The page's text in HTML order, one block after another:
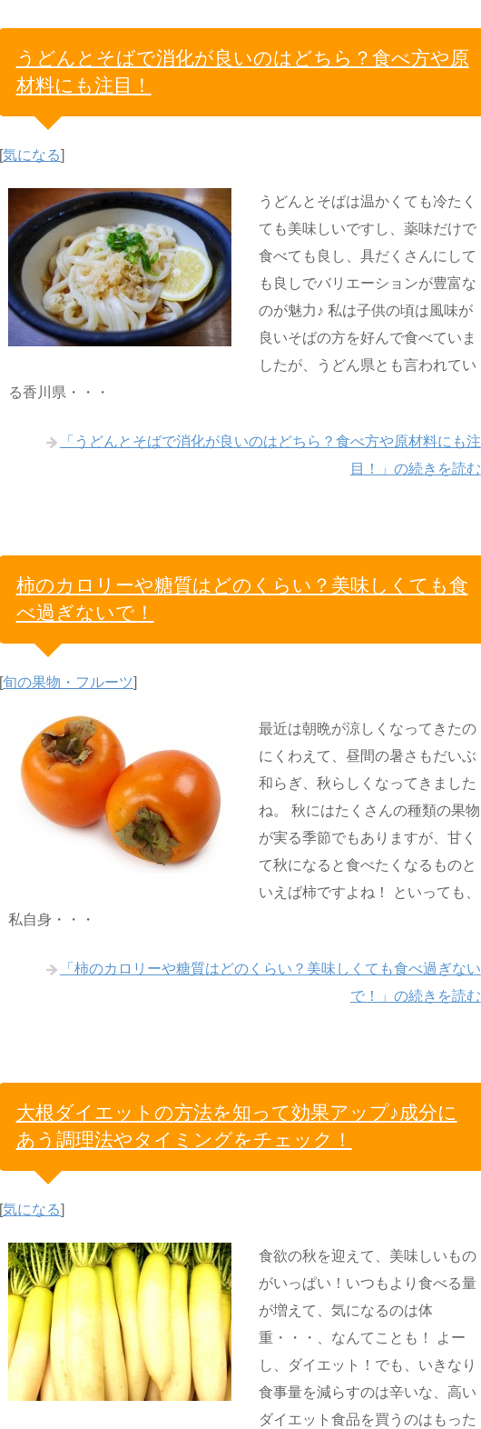
うどんとそばで消化が良いのはどちら？食べ方や原
材料にも注目！
[気になる]
うどんとそばは温かくても冷たく
ても美味しいですし、薬味だけで
食べても良し、具だくさんにして
も良しでバリエーションが豊富な
のが魅力♪ 私は子供の頃は風味が
良いそばの方を好んで食べていま
したが、うどん県とも言われてい
る香川県・・・
「うどんとそばで消化が良いのはどちら？食べ方や原材料にも注
目！」の続きを読む
柿のカロリーや糖質はどのくらい？美味しくても食
べ過ぎないで！
[旬の果物・フルーツ]
最近は朝晩が涼しくなってきたの
にくわえて、昼間の暑さもだいぶ
和らぎ、秋らしくなってきました
ね。 秋にはたくさんの種類の果物
が実る季節でもありますが、甘く
て秋になると食べたくなるものと
いえば柿ですよね！ といっても、
私自身・・・
「柿のカロリーや糖質はどのくらい？美味しくても食べ過ぎない
で！」の続きを読む
大根ダイエットの方法を知って効果アップ♪成分に
あう調理法やタイミングをチェック！
[気になる]
食欲の秋を迎えて、美味しいもの
がいっぱい！いつもより食べる量
が増えて、気になるのは体
重・・・、なんてことも！ よー
し、ダイエット！でも、いきなり
食事量を減らすのは辛いな、高い
ダイエット食品を買うのはもった